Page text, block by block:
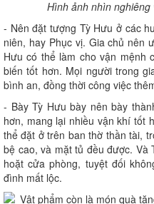
Hình ảnh nhìn
- Nên đặt tượng Tỳ Hưu ở các
niên, hay Phục vị. Gia chủ nên
Hưu có thể làm cho vận mệnh
biến tốt hơn. Mọi người trong
bình an, đồng thời công việc
- Bày Tỳ Hưu bày nên bày
hơn, mang lại nhiều vận khí tốt
thể đặt ở trên ban thờ thần tài,
bệ cao, và mặt tủ đều được. Và
hoặt cửa phòng, tuyệt đối
đình mất lộc.